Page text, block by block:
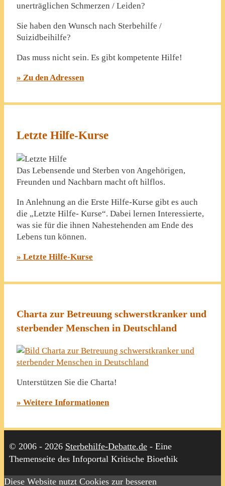
unerträglichen Schmerzen / Leiden?
Sie haben den Wunsch nach Sterbehilfe /
Suizidbeihilfe?
Das muss nicht sein. Es gibt kompetente Hilfe!
» Zu den Adressen
Letzte Hilfe-Kurse
Das Lebensende und Sterben von Angehörigen,
Freunden und Nachbarn macht oft hilflos.
In Anlehnung an die Erste Hilfe-Kurse gibt es auch
die „Letzte Hilfe- Kurse“. Dabei lernen Interessierte,
was sie für die ihnen Nahestehenden am Ende des
Lebens tun können.
» Letzte Hilfe-Kurse
Charta zur Betreuung schwerstkranker und
sterbender Menschen in Deutschland
Unterstützen Sie die Charta!
» Weitere Informationen
© 2006 - 2026 Sterbehilfe-Debatte.de - Eine
Themenseite des Infoportal Kritische Bioethik
Diese Website nutzt Cookies zur besseren